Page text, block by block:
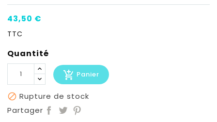
43,50 €
TTC
Quantité
add_shopping_cart Panier
 Rupture de stock
Partager